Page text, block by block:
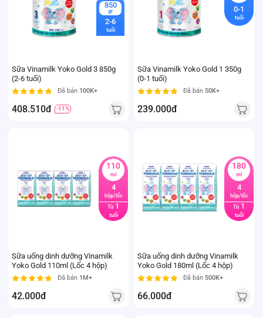
850
gr
2-6
tuổi
Sữa Vinamilk Yoko Gold 3 850g
(2-6 tuổi)
Đã bán 100K+
408.510đ -11%
0-1
tuổi
Sữa Vinamilk Yoko Gold 1 350g
(0-1 tuổi)
Đã bán 50K+
239.000đ
110
ml
4
hộp/lốc
Từ 1
tuổi
Sữa uống dinh dưỡng Vinamilk
Yoko Gold 110ml (Lốc 4 hộp)
Đã bán 1M+
42.000đ
180
ml
4
hộp/lốc
Từ 1
tuổi
Sữa uống dinh dưỡng Vinamilk
Yoko Gold 180ml (Lốc 4 hộp)
Đã bán 500K+
66.000đ